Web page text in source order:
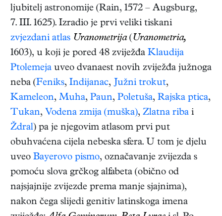
ljubitelj astronomije (Rain, 1572 – Augsburg,
7. III. 1625). Izradio je prvi veliki tiskani
zvjezdani atlas Uranometrija(Uranometria,
1603), u koji je pored 48 zviježđa Klaudija
Ptolemeja uveo dvanaest novih zviježđa južnoga
neba (Feniks, Indijanac, Južni trokut,
Kameleon, Muha, Paun, Poletuša, Rajska ptica,
Tukan, Vodena zmija (muška), Zlatna riba i
Ždral) pa je njegovim atlasom prvi put
obuhvaćena cijela nebeska sfera. U tom je djelu
uveo Bayerovo pismo, označavanje zvijezda s
pomoću slova grčkog alfabeta (obično od
najsjajnije zvijezde prema manje sjajnima),
nakon čega slijedi genitiv latinskoga imena